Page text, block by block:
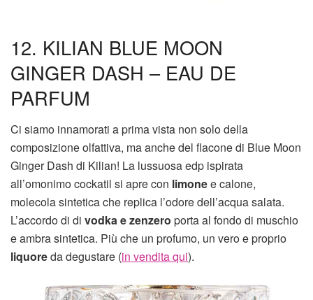
12. KILIAN BLUE MOON
GINGER DASH – EAU DE
PARFUM
Ci siamo innamorati a prima vista non solo della
composizione olfattiva, ma anche del flacone di Blue Moon
Ginger Dash di Kilian! La lussuosa edp ispirata
all’omonimo cockatil si apre con limonee calone,
molecola sintetica che replica l’odore dell’acqua salata.
L’accordo di di vodka e zenzero porta al fondo di muschio
e ambra sintetica. Più che un profumo, un vero e proprio
liquoreda degustare (in vendita qui).